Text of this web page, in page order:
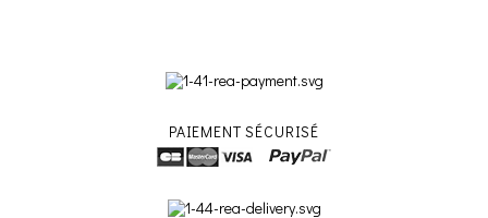
PAIEMENT SÉCURISÉ